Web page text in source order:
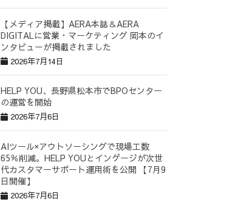
【メディア掲載】AERA本誌＆AERA
DIGITALに営業・マーケティング 岡本のイ
ンタビューが掲載されました
2026年7月14日
HELP YOU、長野県松本市でBPOセンター
の運営を開始
2026年7月6日
AIツール×アウトソーシングで現場工数
65％削減。HELP YOUとインゲージが次世
代カスタマーサポート運用術を公開 【7月9
日開催】
2026年7月6日